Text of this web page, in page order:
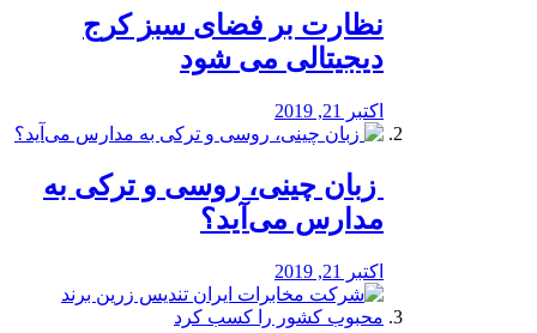
نظارت بر فضای سبز کرج
دیجیتالی می شود
اکتبر 21, 2019
️ زبان چینی، روسی و ترکی به
مدارس می‌آید؟
اکتبر 21, 2019